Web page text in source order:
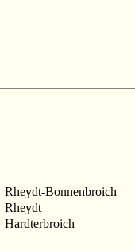
Rheydt-Bonnenbroich
Rheydt
Hardterbroich